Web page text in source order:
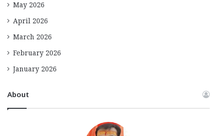
May 2026
April 2026
March 2026
February 2026
January 2026
About